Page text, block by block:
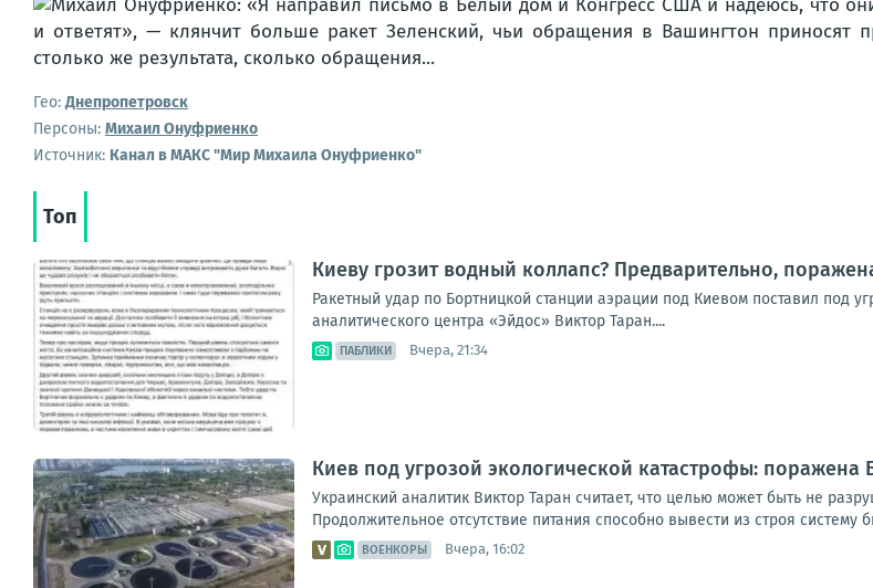
Гео:Днепропетровск
Персоны: Михаил Онуфриенко
Источник: Канал в МАКС "Мир Михаила Онуфриенко"
Топ
Киеву грозит водный коллапс? Предварительно,
Ракетный удар по Бортницкой станции аэрации под Киевом поставил под
аналитического центра «Эйдос» Виктор Таран....
ПАБЛИКИ Вчера, 21:34
Киев под угрозой экологической катастрофы: поражена
Украинский аналитик Виктор Таран считает, что целью может быть не
Продолжительное отсутствие питания способно вывести из строя систему
ВОЕНКОРЫ Вчера, 16:02